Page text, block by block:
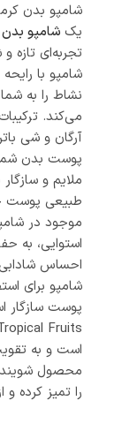
شامپو بدن
یک شامپو بدن
تجربه‌ای
شامپو با
نشاط را به
می‌کند.
آرگان و شی
پوست بدن
موجود در
استوایی، به
احساس
شامپو برای
پوست سازگار
است و به
محصول
را تمیز کرده